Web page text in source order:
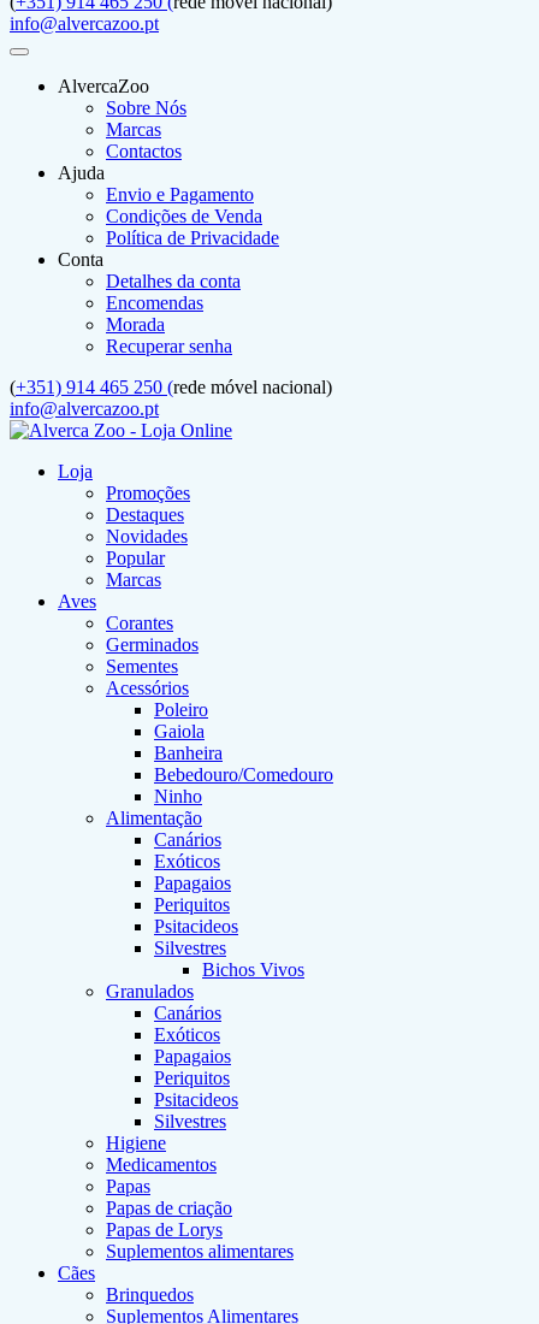
info@alvercazoo.pt
AlvercaZoo
Sobre Nós
Marcas
Contactos
Ajuda
Envio e Pagamento
Condições de Venda
Política de Privacidade
Conta
Detalhes da conta
Encomendas
Morada
Recuperar senha
(+351) 914 465 250 (rede móvel nacional)
info@alvercazoo.pt
Loja
Promoções
Destaques
Novidades
Popular
Marcas
Aves
Corantes
Germinados
Sementes
Acessórios
Poleiro
Gaiola
Banheira
Bebedouro/Comedouro
Ninho
Alimentação
Canários
Exóticos
Papagaios
Periquitos
Psitacideos
Silvestres
Bichos Vivos
Granulados
Canários
Exóticos
Papagaios
Periquitos
Psitacideos
Silvestres
Higiene
Medicamentos
Papas
Papas de criação
Papas de Lorys
Suplementos alimentares
Cães
Brinquedos
Suplementos Alimentares